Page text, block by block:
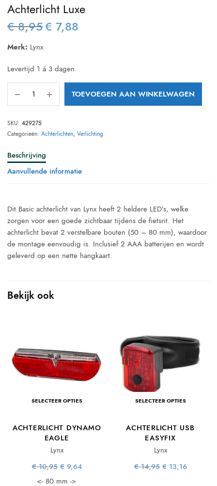
Achterlicht Luxe
€8,95 Oorspronkelijke
€ 7,88
Merk: Lynx
Levertijd 1 á 3 dagen
TOEVOEGEN AAN WINKELWAGEN
SKU: 429275
Categorieën: Achterlichten, Verlichting
Beschrijving
Aanvullende informatie
Dit Basic achterlicht van Lynx heeft 2 heldere LED’s, welke
zorgen voor een goede zichtbaar tijdens de fietsrit. Het
achterlicht bevat 2 verstelbare bouten (50 – 80 mm), waardoor
de montage eenvoudig is. Inclusief 2 AAA batterijen en wordt
geleverd op een nette hangkaart.
Bekijk ook
SELECTEER OPTIES
ACHTERLICHT DYNAMO
EAGLE
Lynx
€10,95 Oorspronkelijke
prijs was:
€ 10,95.
€ 9,64Huidige
<- 80 mm ->
SELECTEER OPTIES
ACHTERLICHT USB
EASYFIX
Lynx
€14,95 Oorspronkelijke
prijs was:
€ 13,16Huidige